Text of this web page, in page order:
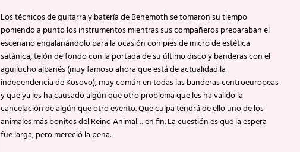
Los técnicos de guitarra y batería de Behemoth se tomaron su tiempo
poniendo a punto los instrumentos mientras sus compañeros preparaban el
escenario engalanándolo para la ocasión con pies de micro de estética
satánica, telón de fondo con la portada de su último disco y banderas con el
aguilucho albanés (muy famoso ahora que está de actualidad la
independencia de Kosovo), muy común en todas las banderas centroeuropeas
y que ya les ha causado algún que otro problema que les ha valido la
cancelación de algún que otro evento. Que culpa tendrá de ello uno de los
animales más bonitos del Reino Animal… en fin. La cuestión es que la espera
fue larga, pero mereció la pena.